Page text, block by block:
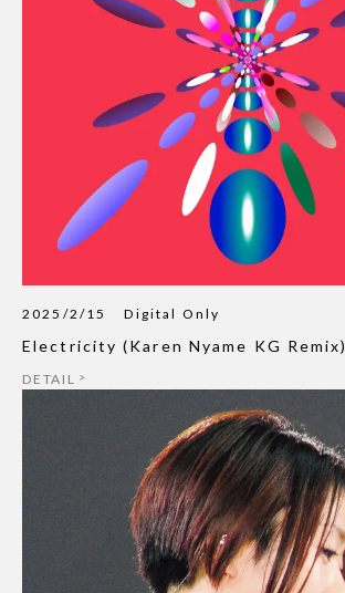
2025/2/15 Digital Only
Electricity (Karen Nyame KG Remix)
DETAIL